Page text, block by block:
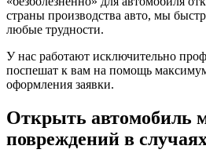
страны производства авто, мы
любые трудности.
У нас работают исключительно
поспешат к вам на помощь
оформления заявки.
Открыть автомобиль
повреждений в